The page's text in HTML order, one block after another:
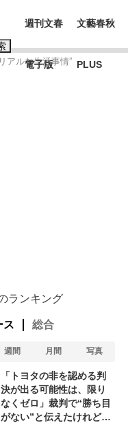
週刊文春
電子版
文藝春秋
PLUS
アルな生活事情”
ランキング
ス 総合
週間 月間 写真
「トヨタの非を認める判
決が出る可能性は、限り
なくゼロ」裁判で“勝ち目
がない”と伝えたけれど…